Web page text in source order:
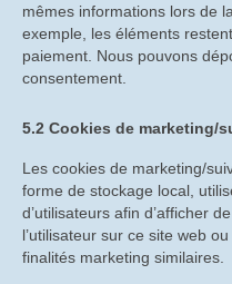
Causerie sur
Tentative de
Les acteurs
Histoire de la
mêmes informations lors de
exemple, les éléments
paiement. Nous pouvons
consentement.
5.2 Cookies de marketing/
Les cookies de marketing/
forme de stockage local,
d’utilisateurs afin d’afficher
l’utilisateur sur ce site web
finalités marketing similaires.